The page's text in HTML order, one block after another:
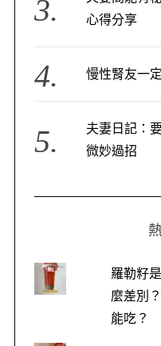
心得分享
慢性腎友一
夫妻日記：
微妙過招
羅勒籽
麼差別
能吃？